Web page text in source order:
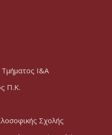
Ι&Α
Π.Κ.
Σχολής